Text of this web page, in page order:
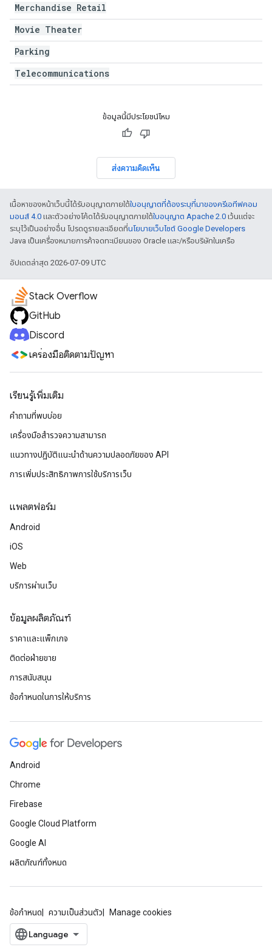
Merchandise Retail
Movie Theater
Parking
Telecommunications
ข้อมูลนี้มีประโยชน์ไหม
ส่งความคิดเห็น
เนื้อหาของหน้าเว็บนี้ได้รับอนุญาตภายใต้ใบอนุญาตที่ต้องระบุที่มาของครีเอทีฟคอม
มอนส์ 4.0 และตัวอย่างโค้ดได้รับอนุญาตภายใต้ใบอนุญาต Apache 2.0 เว้นแต่จะ
ระบุไว้เป็นอย่างอื่น โปรดดูรายละเอียดที่นโยบายเว็บไซต์ Google Developers
Java เป็นเครื่องหมายการค้าจดทะเบียนของ Oracle และ/หรือบริษัทในเครือ
อัปเดตล่าสุด 2026-07-09 UTC
Stack Overflow
GitHub
Discord
เครื่องมือติดตามปัญหา
เรียนรู้เพิ่มเติม
คำถามที่พบบ่อย
เครื่องมือสำรวจความสามารถ
แนวทางปฏิบัติแนะนําด้านความปลอดภัยของ API
การเพิ่มประสิทธิภาพการใช้บริการเว็บ
แพลตฟอร์ม
Android
iOS
Web
บริการผ่านเว็บ
ข้อมูลผลิตภัณฑ์
ราคาและแพ็กเกจ
ติดต่อฝ่ายขาย
การสนับสนุน
ข้อกำหนดในการให้บริการ
Android
Chrome
Firebase
Google Cloud Platform
Google AI
ผลิตภัณฑ์ทั้งหมด
ข้อกำหนด ความเป็นส่วนตัว Manage cookies